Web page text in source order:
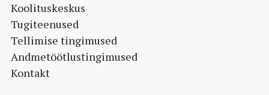
Koolituskeskus
Tugiteenused
Tellimise tingimused
Andmetöötlustingimused
Kontakt